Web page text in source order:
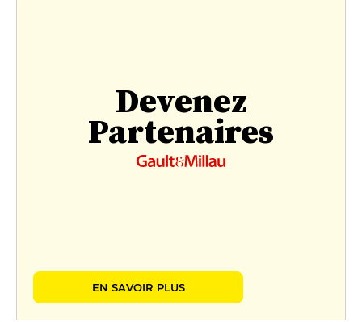
Devenez
Partenaires
EN SAVOIR PLUS